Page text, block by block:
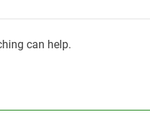
can help.